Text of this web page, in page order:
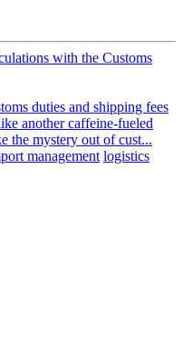
with the Customs
duties and shipping fees
another caffeine-fueled
the mystery out of cust...
management logistics